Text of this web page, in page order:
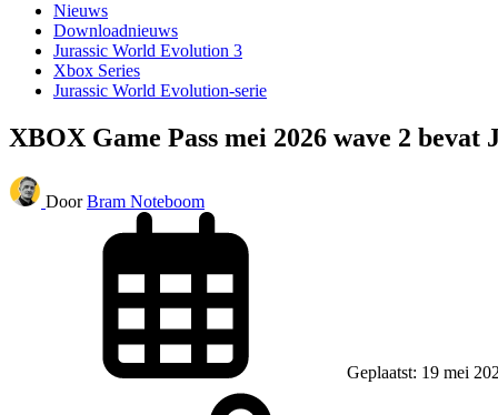
Nieuws
Downloadnieuws
Jurassic World Evolution 3
Xbox Series
Jurassic World Evolution-serie
XBOX Game Pass mei 2026 wave 2
Door Bram Noteboom
Geplaatst: 19 mei